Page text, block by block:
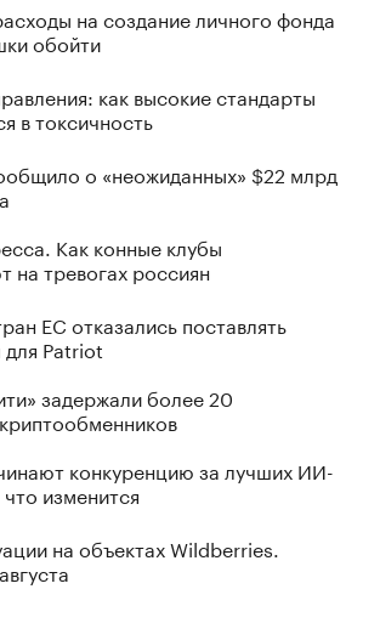
на создание личного фонда
обойти
как высокие стандарты
в токсичность
о «неожиданных» $22 млрд
Как конные клубы
на тревогах россиян
ЕС отказались поставлять
для Patriot
задержали более 20
конкуренцию за лучших ИИ-
изменится
на объектах Wildberries.